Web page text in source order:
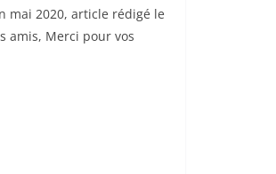
mai 2020, article rédigé le
amis, Merci pour vos